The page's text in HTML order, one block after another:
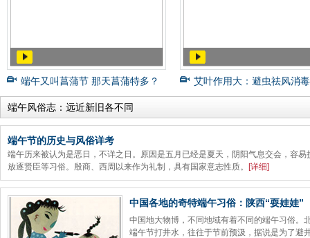
端午又叫菖蒲节 那天菖蒲特多？ 艾叶作用大：避虫祛风消
端午风俗志：远近新旧各不同
端午节的历史与风俗详考
端午历来被认为是恶日，不详之日。原因是五月已经是夏天，阴阳气息交会，容
放逐贤臣等习俗。殷商、西周以来作为礼制，具有国家意志性质。
[详细]
中国各地的奇特端午习俗：陕西“耍娃娃”
中国地大物博，不同地域有着不同的端午习俗。
端午节打井水，往往于节前预汲，据说是为了避